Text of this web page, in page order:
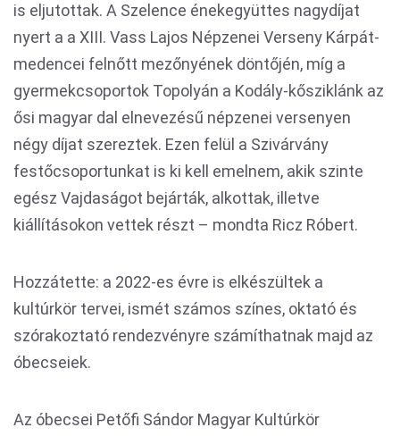
is eljutottak. A Szelence énekegyüttes nagydíjat
nyert a a XIII. Vass Lajos Népzenei Verseny Kárpát-
medencei felnőtt mezőnyének döntőjén, míg a
gyermekcsoportok Topolyán a Kodály-kősziklánk az
ősi magyar dal elnevezésű népzenei versenyen
négy díjat szereztek. Ezen felül a Szivárvány
festőcsoportunkat is ki kell emelnem, akik szinte
egész Vajdaságot bejárták, alkottak, illetve
kiállításokon vettek részt – mondta Ricz Róbert.
Hozzátette: a 2022-es évre is elkészültek a
kultúrkör tervei, ismét számos színes, oktató és
szórakoztató rendezvényre számíthatnak majd az
óbecseiek.
Az óbecsei Petőfi Sándor Magyar Kultúrkör